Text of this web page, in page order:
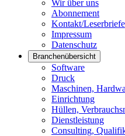
Wir über uns
Abonnement
Kontakt/Leserbriefe
Impressum
Datenschutz
Branchenübersicht
Software
Druck
Maschinen,
Einrichtung
Hüllen,
Dienstleistung
Consulting,